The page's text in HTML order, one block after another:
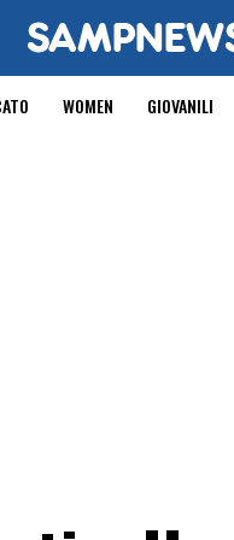
WOMEN GIOVANILI